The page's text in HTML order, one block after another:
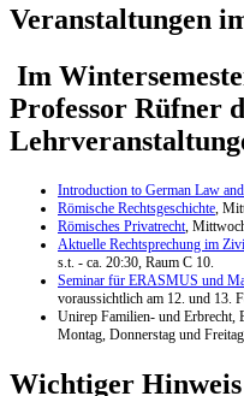
Veranstaltungen
Im
Professor Rüfner
Introduction to German Law
Römische Rechtsgeschichte ,
Römisches Privatrecht ,
Aktuelle Rechtsprechung im
s.t. - ca. 20:30, Raum C 10.
Seminar für ERASMUS und
voraussichtlich am 12. und 13.
Unirep Familien- und Erbrecht,
Montag, Donnerstag und
Wichtiger Hinweis